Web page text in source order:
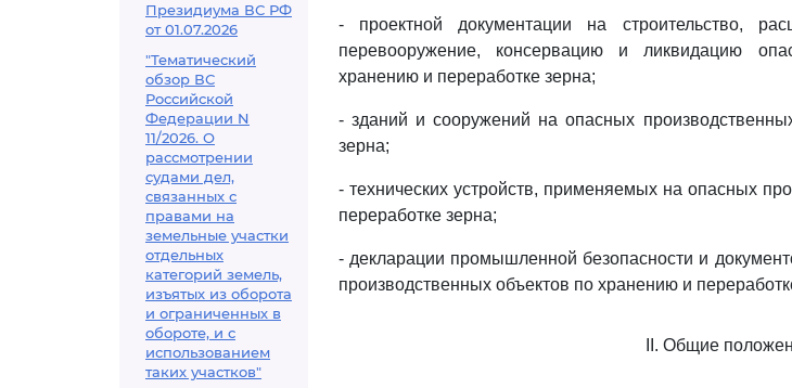
Президиума ВС РФ
от 01.07.2026
"Тематический
обзор ВС
Российской
Федерации N
11/2026. О
рассмотрении
судами дел,
связанных с
правами на
земельные участки
отдельных
категорий земель,
изъятых из оборота
и ограниченных в
обороте, и с
использованием
таких участков"
- проектной документации на строительство,
перевооружение, консервацию и ликвидацию
хранению и переработке зерна;
- зданий и сооружений на опасных
зерна;
- технических устройств, применяемых на опасных
переработке зерна;
- декларации промышленной безопасности и
производственных объектов по хранению и
II. Общие